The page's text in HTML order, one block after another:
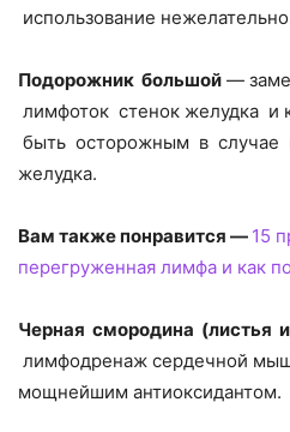
использование
Подорожник большой —
лимфоток стенок желудка
быть осторожным в случае
желудка.
Вам также понравится — 15
перегруженная лимфа и как
Черная смородина (листья
лимфодренаж сердечной
мощнейшим антиоксидантом.